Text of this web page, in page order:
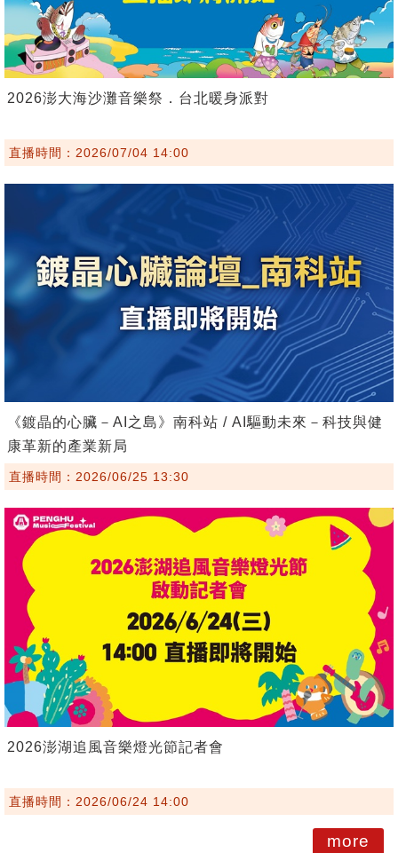
2026澎大海沙灘音樂祭．台北暖身派對
直播時間：2026/07/04 14:00
《鍍晶的心臟－AI之島》南科站 / AI驅動未來－科技與健
康革新的產業新局
直播時間：2026/06/25 13:30
2026澎湖追風音樂燈光節記者會
直播時間：2026/06/24 14:00
more